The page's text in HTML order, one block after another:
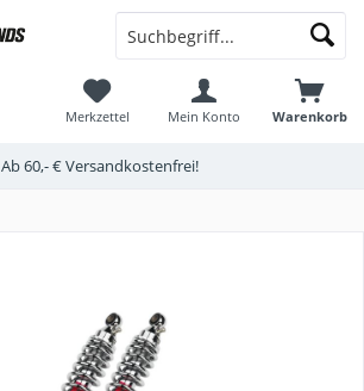
Ab 60,- € Versandkostenfrei!
Warenkorb
Merkzettel Mein Konto